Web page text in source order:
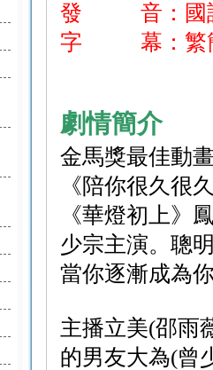
發 音：國
字 幕：繁簡
劇情簡介
金馬獎最佳動
《陪你很久很
《華燈初上》
少宗主演。聰
當你逐漸成為
主播立美(邵雨
的男友大為(曾